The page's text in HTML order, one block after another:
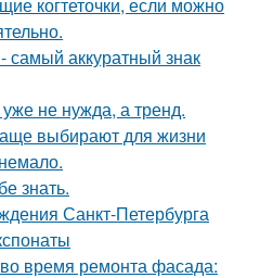
когтеточки, если можно
самый аккуратный знак
не нужда, а тренд.
выбирают для жизни
знать.
Санкт-Петербурга
время ремонта фасада: